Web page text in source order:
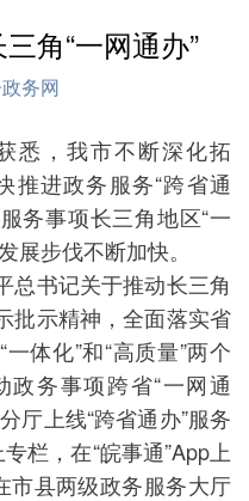
角“一网通办”
务网
，我市不断深化拓
推进政务服务“跨省通
务事项长三角地区“一
展步伐不断加快。
书记关于推动长三角
批示精神，全面落实省
体化”和“高质量”两个
务事项跨省“一网通
厅上线“跨省通办”服务
栏，在“皖事通”App上
市县两级政务服务大厅